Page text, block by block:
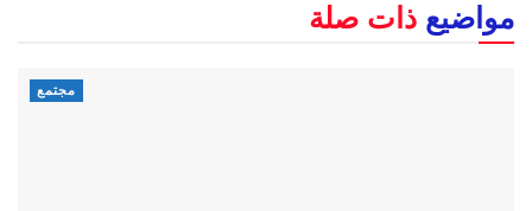
مواضيع ذات صلة
مجتمع